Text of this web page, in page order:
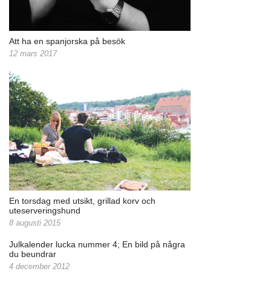
Att ha en spanjorska på besök
12 mars 2017
En torsdag med utsikt, grillad korv och
uteserveringshund
8 augusti 2015
Julkalender lucka nummer 4; En bild på några
du beundrar
4 december 2012